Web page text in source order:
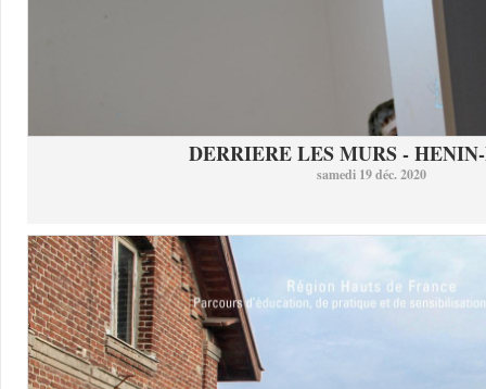
DERRIERE LES MURS -
samedi 19 déc. 2020